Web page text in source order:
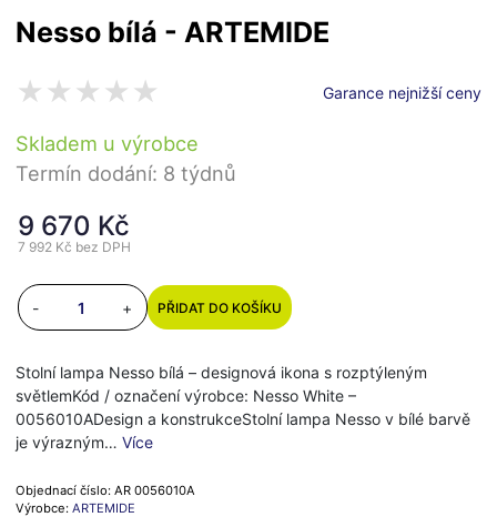
Nesso bílá - ARTEMIDE
Garance nejnižší ceny
Skladem u výrobce
Termín dodání: 8 týdnů
9 670 Kč
7 992 Kč bez DPH
- + PŘIDAT DO KOŠÍKU
Stolní lampa Nesso bílá – designová ikona s rozptýleným
světlemKód / označení výrobce: Nesso White –
0056010ADesign a konstrukceStolní lampa Nesso v bílé barvě
je výrazným… Více
Objednací číslo: AR 0056010A
Výrobce: ARTEMIDE